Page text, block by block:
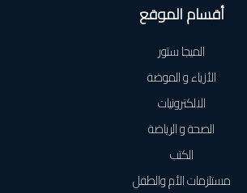
أقسام الموقع
الميجا ستور
الأزياء و الموضة
الالكترونيات
الصحة و الرياضة
الكتب
مستلزمات الأم والطفل